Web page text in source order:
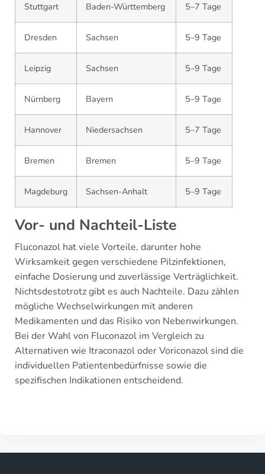
Stuttgart Baden-Württemberg 5–7 Tage
Dresden Sachsen 5–9 Tage
Leipzig Sachsen 5–9 Tage
Nürnberg Bayern 5–9 Tage
Hannover Niedersachsen 5–7 Tage
Bremen Bremen 5–9 Tage
Magdeburg Sachsen-Anhalt 5–9 Tage
Vor- und Nachteil-Liste
Fluconazol hat viele Vorteile, darunter hohe
Wirksamkeit gegen verschiedene Pilzinfektionen,
einfache Dosierung und zuverlässige Verträglichkeit.
Nichtsdestotrotz gibt es auch Nachteile. Dazu zählen
mögliche Wechselwirkungen mit anderen
Medikamenten und das Risiko von Nebenwirkungen.
Bei der Wahl von Fluconazol im Vergleich zu
Alternativen wie Itraconazol oder Voriconazol sind die
individuellen Patientenbedürfnisse sowie die
spezifischen Indikationen entscheidend.